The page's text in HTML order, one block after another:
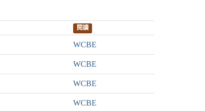
閱讀
WCBE
WCBE
WCBE
WCBE